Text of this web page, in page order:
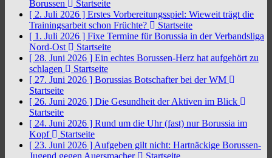
Borussen
Startseite
[ 2. Juli 2026 ] Erstes Vorbereitungsspiel: Wieweit trägt die
Trainingsarbeit schon Früchte?
Startseite
[ 1. Juli 2026 ] Fixe Termine für Borussia in der Verbandsliga
Nord-Ost
Startseite
[ 28. Juni 2026 ] Ein echtes Borussen-Herz hat aufgehört zu
schlagen
Startseite
[ 27. Juni 2026 ] Borussias Botschafter bei der WM
Startseite
[ 26. Juni 2026 ] Die Gesundheit der Aktiven im Blick
Startseite
[ 24. Juni 2026 ] Rund um die Uhr (fast) nur Borussia im
Kopf
Startseite
[ 23. Juni 2026 ] Aufgeben gilt nicht: Hartnäckige Borussen-
Jugend gegen Auersmacher
Startseite